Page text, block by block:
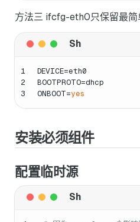
方法三 ifcfg-eth0只保留最简
1
2
3
DEVICE=eth0
BOOTPROTO=dhcp
ONBOOT=yes
安装必须组件
配置临时源